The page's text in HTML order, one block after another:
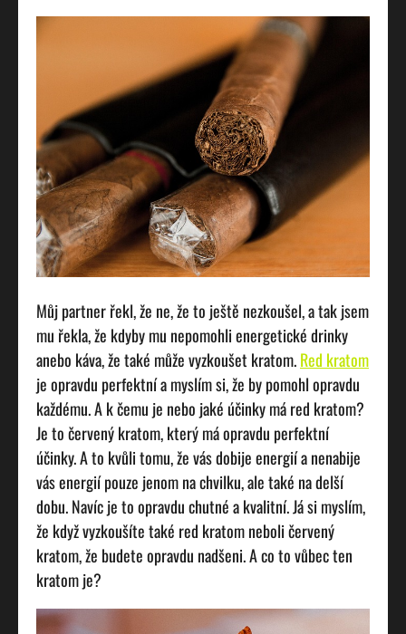
Můj partner řekl, že ne, že to ještě nezkoušel, a tak jsem
mu řekla, že kdyby mu nepomohli energetické drinky
anebo káva, že také může vyzkoušet kratom.Red kratom
je opravdu perfektní a myslím si, že by pomohl opravdu
každému. A k čemu je nebo jaké účinky má red kratom?
Je to červený kratom, který má opravdu perfektní
účinky. A to kvůli tomu, že vás dobije energií a nenabije
vás energií pouze jenom na chvilku, ale také na delší
dobu. Navíc je to opravdu chutné a kvalitní. Já si myslím,
že když vyzkoušíte také red kratom neboli červený
kratom, že budete opravdu nadšeni. A co to vůbec ten
kratom je?